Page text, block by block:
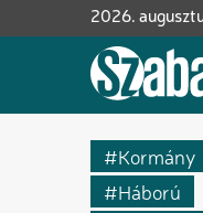
a
2026.
Kormány
Háború